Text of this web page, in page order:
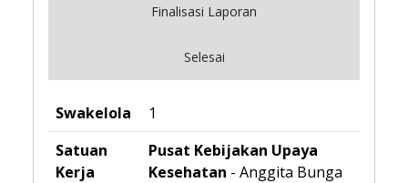
Finalisasi Laporan
Selesai
Swakelola
1
Satuan
Kerja
Pusat Kebijakan Upaya
Kesehatan - Anggita Bunga